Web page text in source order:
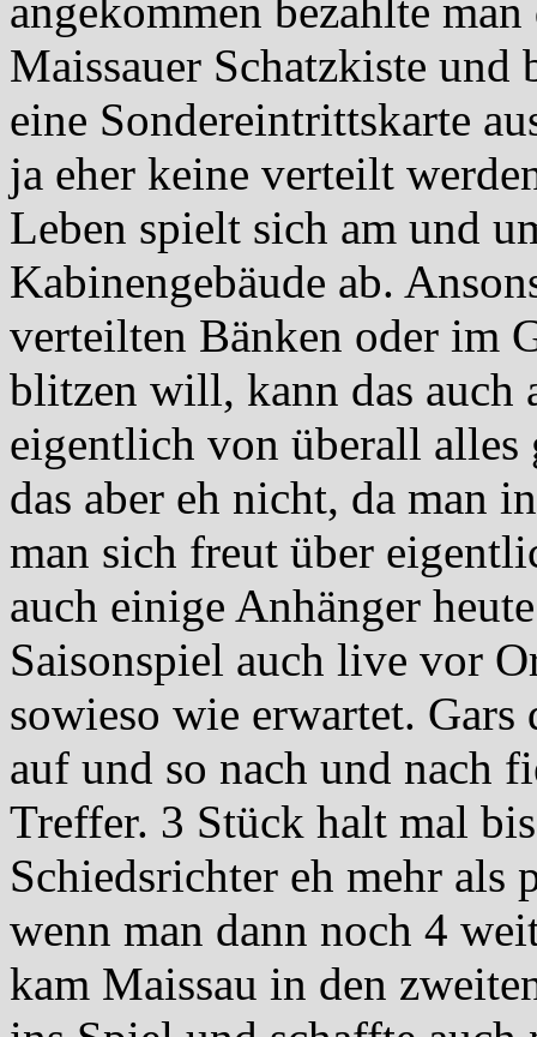
angekommen bezahlte
Maissauer Schatzkiste und
eine Sondereintrittskarte
ja eher keine verteilt
Leben spielt sich am und
Kabinengebäude ab.
verteilten Bänken oder im
blitzen will, kann das auch
eigentlich von überall alles
das aber eh nicht, da man
man sich freut über
auch einige Anhänger
Saisonspiel auch live vor
sowieso wie erwartet.
auf und so nach und nach
Treffer. 3 Stück halt mal
Schiedsrichter eh mehr
wenn man dann noch 4
kam Maissau in den